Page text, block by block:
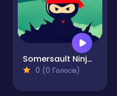
Somersault Ninja-Samurai Ninja Jump
0 (0 Голосів)